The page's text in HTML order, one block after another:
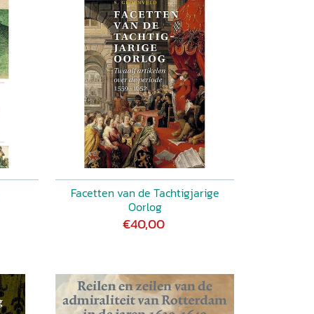
Facetten van de Tachtigjarige
Oorlog
€40,00